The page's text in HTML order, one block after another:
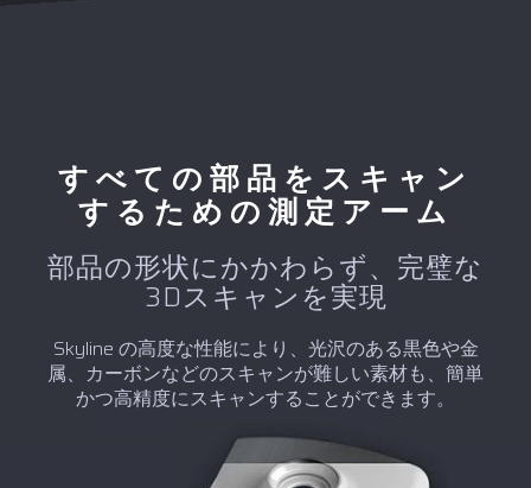
すべての部品をスキャン
するための測定アーム
部品の形状にかかわらず、完璧な
3Dスキャンを実現
Skyline の高度な性能により、光沢のある黒色や金
属、カーボンなどのスキャンが難しい素材も、簡単
かつ高精度にスキャンすることができます。